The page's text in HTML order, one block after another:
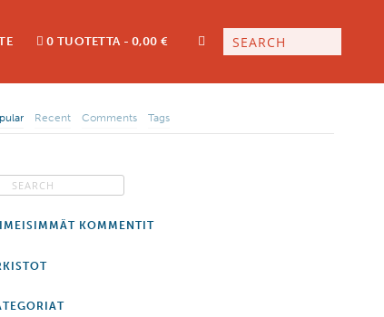
0 TUOTETTA 0,00 €
Recent Comments Tags
KOMMENTIT